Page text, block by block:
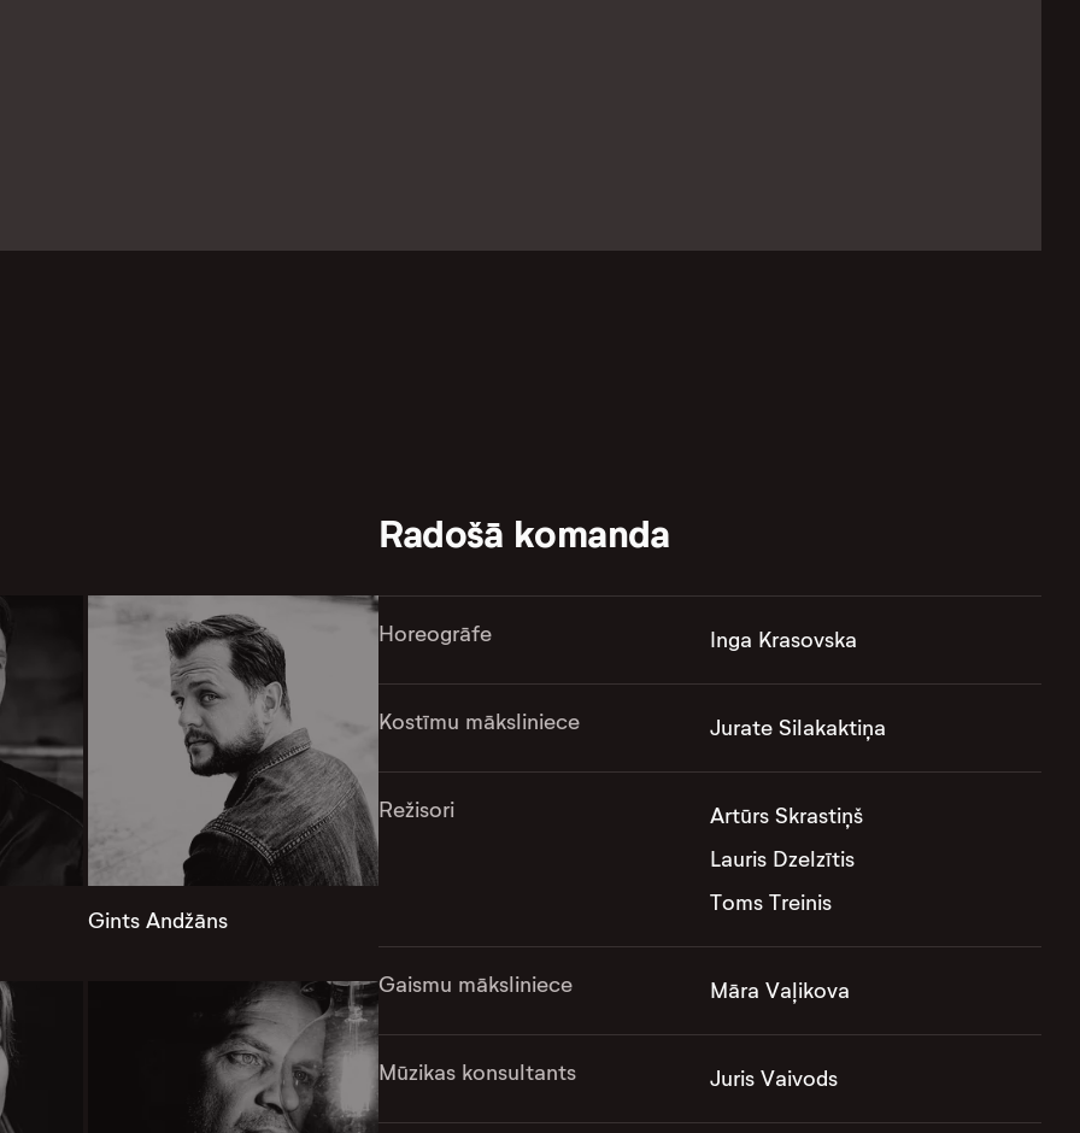
Gints Andžāns
Radošā komanda
Horeogrāfe Inga Krasovska
Kostīmu māksliniece Jurate Silakaktiņa
Režisori
Artūrs Skrastiņš
Lauris Dzelzītis
Toms Treinis
Gaismu māksliniece Māra Vaļikova
Mūzikas konsultants Juris Vaivods